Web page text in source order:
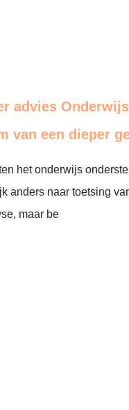
advies
van een dieper
het onderwijs
anders naar toetsing
maar be